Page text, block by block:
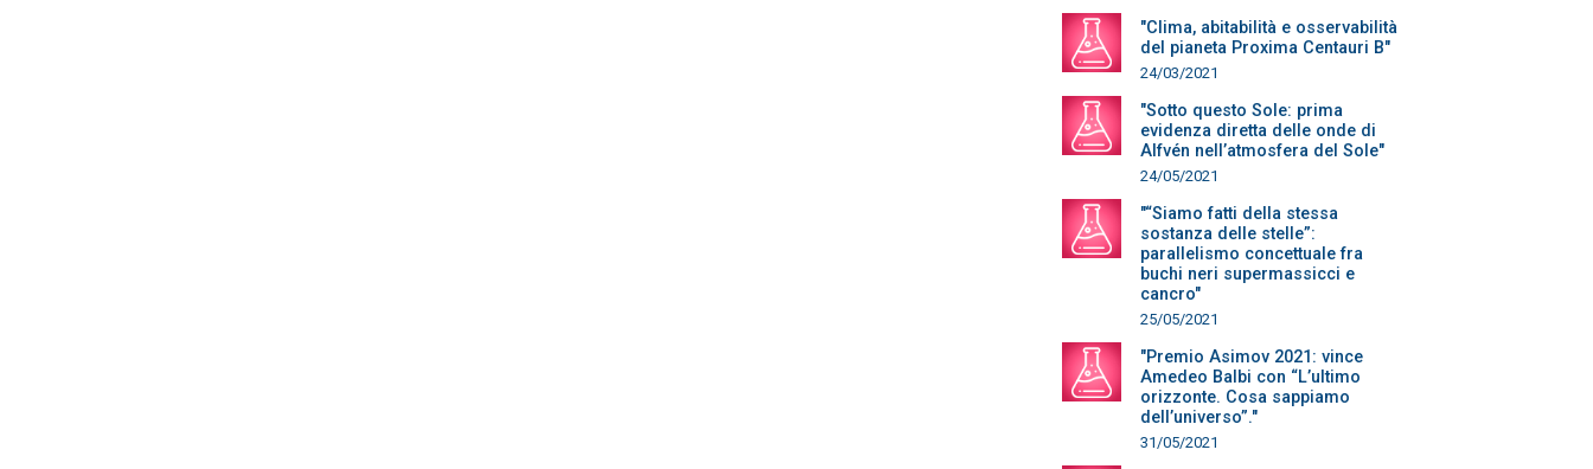
"Clima, abitabilità e osservabilità
del pianeta Proxima Centauri B"
24/03/2021
"Sotto questo Sole: prima
evidenza diretta delle onde di
Alfvén nell’atmosfera del Sole"
24/05/2021
"“Siamo fatti della stessa
sostanza delle stelle”:
parallelismo concettuale fra
buchi neri supermassicci e
cancro"
25/05/2021
"Premio Asimov 2021: vince
Amedeo Balbi con “L’ultimo
orizzonte. Cosa sappiamo
dell’universo”."
31/05/2021